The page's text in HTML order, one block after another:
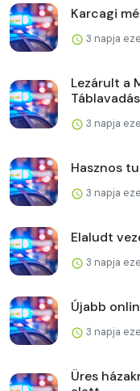
Karcagi
3 napja
Lezárult a
3 napja
Hasznos
3 napja
Elaludt
3 napja
Újabb
3 napja
Üres